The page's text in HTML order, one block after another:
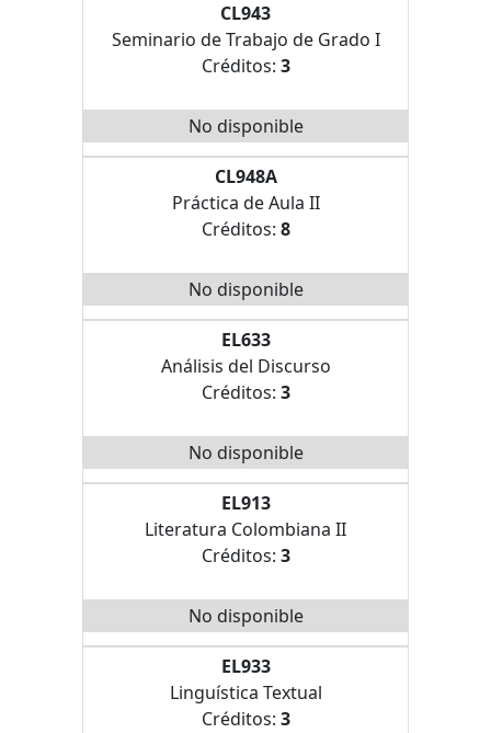
CL943
Seminario de Trabajo de Grado I
Créditos: 3
No disponible
CL948A
Práctica de Aula II
Créditos: 8
No disponible
EL633
Análisis del Discurso
Créditos: 3
No disponible
EL913
Literatura Colombiana II
Créditos: 3
No disponible
EL933
Linguística Textual
Créditos: 3